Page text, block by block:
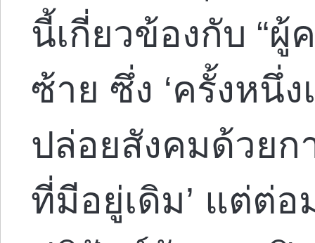
นี้เกี่ยวข้องกับ “ผู้
ซ้าย ซึ่ง ‘ครั้งหนึ่
ปล่อยสังคมด้วยก
ที่มีอยู่เดิม’ แต่ต่